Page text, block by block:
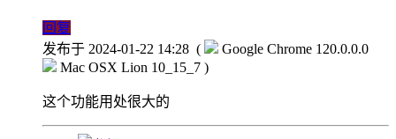
回复
发布于 2024-01-22 14:28 (
Google Chrome 120.0.0.0
Mac OSX Lion 10_15_7 )
这个功能用处很大的